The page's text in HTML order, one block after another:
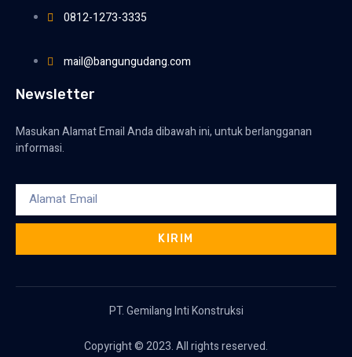
0812-1273-3335
mail@bangungudang.com
Newsletter
Masukan Alamat Email Anda dibawah ini, untuk berlangganan
informasi.
KIRIM
PT. Gemilang Inti Konstruksi
Copyright © 2023. All rights reserved.